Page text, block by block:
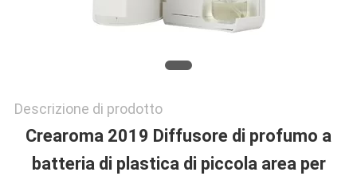
SULLA
PRIVACY
Descrizione di prodotto
Crearoma 2019 Diffusore di profumo a
batteria di plastica di piccola area per